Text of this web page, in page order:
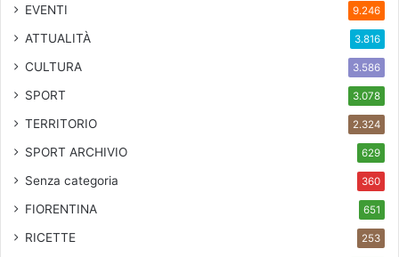
1
.
1
a
M
o
C
.
.
EVENTI 9.246
ATTUALITÀ 3.816
CULTURA 3.586
SPORT 3.078
TERRITORIO 2.324
SPORT ARCHIVIO 629
Senza categoria 360
FIORENTINA 651
RICETTE 253